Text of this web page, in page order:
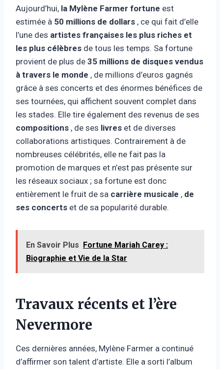
Aujourd’hui, la Mylène Farmer fortune est
estimée à 50 millions de dollars , ce qui fait d’elle
l’une des artistes françaises les plus riches et
les plus célèbres de tous les temps. Sa fortune
provient de plus de 35 millions de disques vendus
à travers le monde , de millions d’euros gagnés
grâce à ses concerts et des énormes bénéfices de
ses tournées, qui affichent souvent complet dans
les stades. Elle tire également des revenus de ses
compositions , de ses livres et de diverses
collaborations artistiques. Contrairement à de
nombreuses célébrités, elle ne fait pas la
promotion de marques et n’est pas présente sur
les réseaux sociaux ; sa fortune est donc
entièrement le fruit de sa carrière musicale , de
ses concerts et de sa popularité durable.
En Savoir Plus Fortune Mariah Carey :
Biographie et Vie de la Star
Travaux récents et l’ère
Nevermore
Ces dernières années, Mylène Farmer a continué
d’affirmer son talent d’artiste. Elle a sorti l’album